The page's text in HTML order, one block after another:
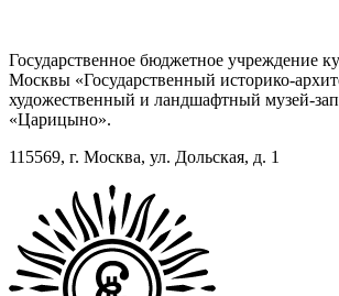
Государственное бюджетное учреждение
Москвы «Государственный историко-
художественный и ландшафтный музей-
«Царицыно».
115569, г. Москва, ул. Дольская, д. 1